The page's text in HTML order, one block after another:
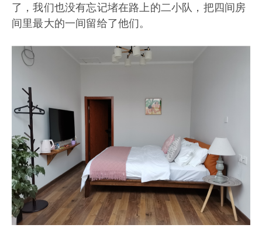
了，我们也没有忘记堵在路上的二小队，把四间房
间里最大的一间留给了他们。